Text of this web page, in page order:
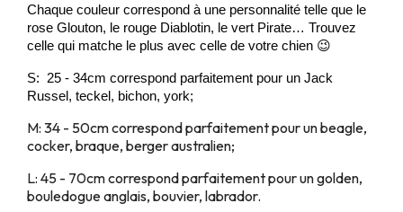
Chaque couleur correspond à une personnalité telle que le
rose Glouton, le rouge Diablotin, le vert Pirate… Trouvez
celle qui matche le plus avec celle de votre chien 😉
S: 25 - 34cm correspond parfaitement pour un Jack
Russel, teckel, bichon, york;
M: 34 - 50cm correspond parfaitement pour un beagle,
cocker, braque, berger australien;
L: 45 - 70cm correspond parfaitement pour un golden,
bouledogue anglais, bouvier, labrador.